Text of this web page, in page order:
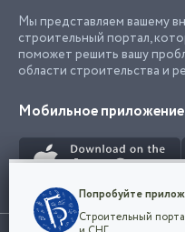
Мы представляем вашему
строительный портал,
поможет решить вашу
области строительства и
Мобильное приложение
Конфиденциальность
Мы используем файлы
наш сайт удобным для
Попробуйте
Строительный